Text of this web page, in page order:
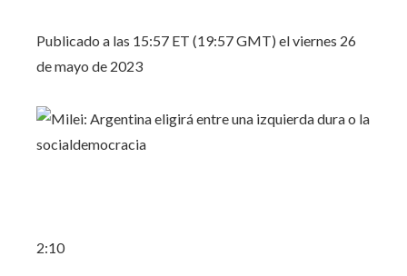
Publicado a las 15:57 ET (19:57 GMT) el viernes 26
de mayo de 2023
2:10